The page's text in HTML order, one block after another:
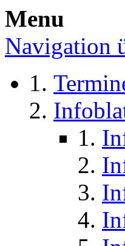
Menu
Navigation